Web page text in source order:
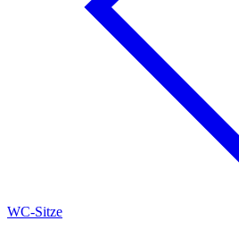
WC-Sitze